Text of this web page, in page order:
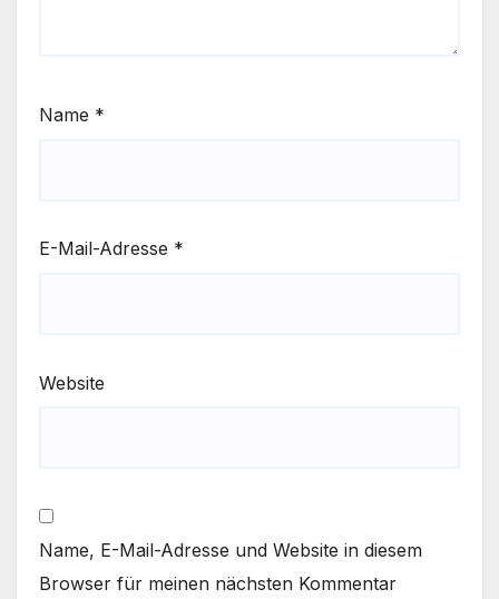
Name *
E-Mail-Adresse *
Website
Name, E-Mail-Adresse und Website in diesem
Browser für meinen nächsten Kommentar